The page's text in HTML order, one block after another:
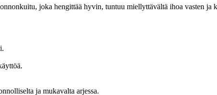
joka hengittää hyvin, tuntuu miellyttävältä ihoa vasten ja
ja mukavalta arjessa.